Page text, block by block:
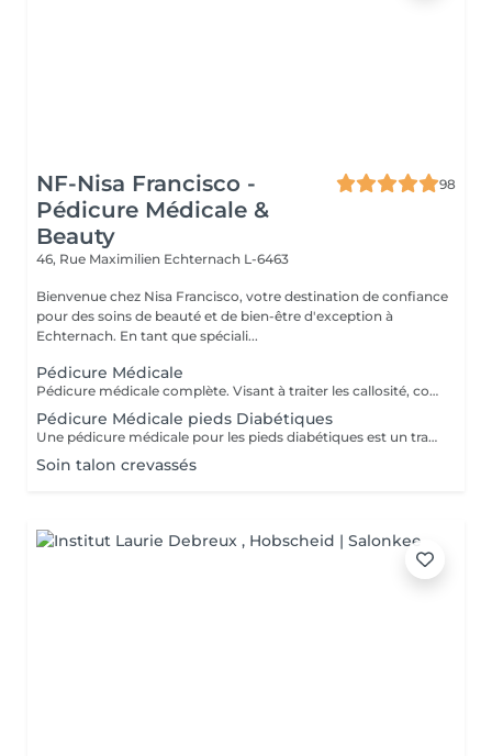
NF-Nisa Francisco -
Pédicure Médicale &
Beauty
98
46, Rue Maximilien Echternach L-6463
Bienvenue chez Nisa Francisco, votre destination de confiance
pour des soins de beauté et de bien-être d'exception à
Echternach. En tant que spéciali...
Pédicure Médicale
Pédicure médicale complète. Visant à traiter les callosité, cors, crevasse, ongles incarnés, tout en assurant l'hygiène et le confort des pieds. Ce soins contribue à prévenir les problèmes podologie et à améliorer le bien-être général des pieds.
Pédicure Médicale pieds Diabétiques
Une pédicure médicale pour les pieds diabétiques est un traitement spécialisé pour les soins des pieds conçu pour les personnes atteintes de diabète, où les pieds ont besoin d'une attention particulière en raison des risques plus élevés.
Soin talon crevassés